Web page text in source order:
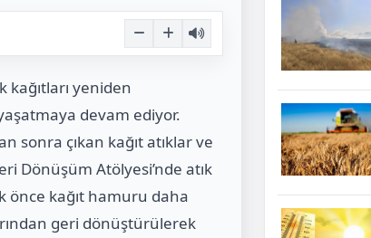
kağıtları yeniden
devam ediyor.
sonra çıkan kağıt atıklar ve
Dönüşüm Atölyesi’nde atık
önce kağıt hamuru daha
geri dönüştürülerek